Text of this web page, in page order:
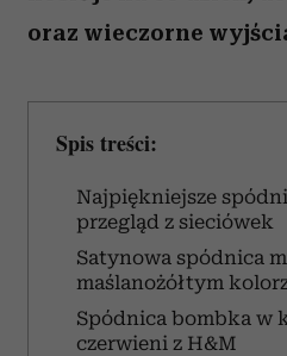
oraz wieczorne
Spis treści:
Najpiękniejsze
przegląd z sieciówek
Satynowa spódnica
maślanożółtym
Spódnica bombka w
czerwieni z H&M